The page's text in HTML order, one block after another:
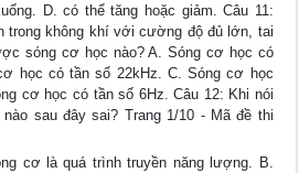
D. có thể tăng hoặc giảm. Câu 11:
trong không khí với cường độ đủ lớn, tai
sóng cơ học nào? A. Sóng cơ học có
học có tần số 22kHz. C. Sóng cơ học
cơ học có tần số 6Hz. Câu 12: Khi nói
sau đây sai? Trang 1/10 - Mã đề thi
cơ là quá trình truyền năng lượng. B.